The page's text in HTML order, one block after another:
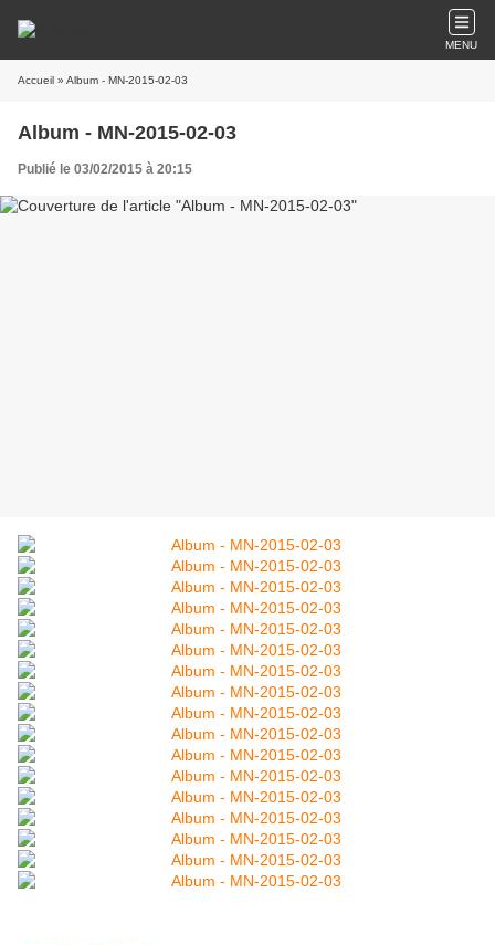
MENU
Accueil » Album - MN-2015-02-03
Album - MN-2015-02-03
Publié le 03/02/2015 à 20:15